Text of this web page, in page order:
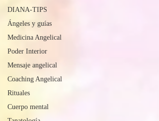
DIANA-TIPS
Ángeles y guías
Medicina Angelical
Poder Interior
Mensaje angelical
Coaching Angelical
Rituales
Cuerpo mental